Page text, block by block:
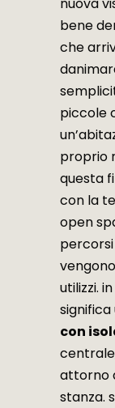
nuova
bene
che
piccole
proprio
questa
con la
open
percorsi
utilizzi.
con
attorno
stanza.